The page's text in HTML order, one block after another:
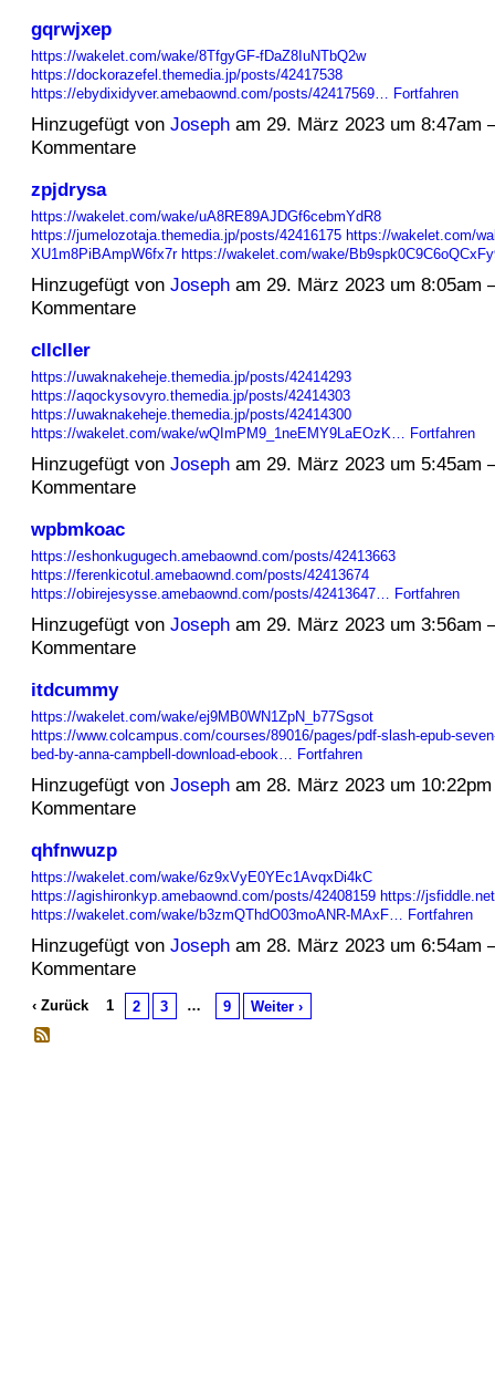
gqrwjxep
https://wakelet.com/wake/8TfgyGF-fDaZ8IuNTbQ2w
https://dockorazefel.themedia.jp/posts/42417538
https://ebydixidyver.amebaownd.com/posts/42417569… Fortfahren
Hinzugefügt von Josepham 29. März 2023 um 8:47am
Kommentare
zpjdrysa
https://wakelet.com/wake/uA8RE89AJDGf6cebmYdR8
https://jumelozotaja.themedia.jp/posts/42416175 https://wakelet.com/
XU1m8PiBAmpW6fx7r https://wakelet.com/wake/
Hinzugefügt von Josepham 29. März 2023 um 8:05am
Kommentare
cllcller
https://uwaknakeheje.themedia.jp/posts/42414293
https://aqockysovyro.themedia.jp/posts/42414303
https://uwaknakeheje.themedia.jp/posts/42414300
https://wakelet.com/wake/wQImPM9_1neEMY9LaEOzK… Fortfahren
Hinzugefügt von Josepham 29. März 2023 um 5:45am
Kommentare
wpbmkoac
https://eshonkugugech.amebaownd.com/posts/42413663
https://ferenkicotul.amebaownd.com/posts/42413674
https://obirejesysse.amebaownd.com/posts/42413647… Fortfahren
Hinzugefügt von Josepham 29. März 2023 um 3:56am
Kommentare
itdcummy
https://wakelet.com/wake/ej9MB0WN1ZpN_b77Sgsot
https://www.colcampus.com/courses/89016/pages/pdf-slash-epub-
bed-by-anna-campbell-download-ebook… Fortfahren
Hinzugefügt von Josepham 28. März 2023 um
Kommentare
qhfnwuzp
https://wakelet.com/wake/6z9xVyE0YEc1AvqxDi4kC
https://agishironkyp.amebaownd.com/posts/42408159 https://
https://wakelet.com/wake/b3zmQThdO03moANR-MAxF…
Fortfahren
Hinzugefügt von Josepham 28. März 2023 um 6:54am
Kommentare
‹ Zurück 1 2 3 … 9 Weiter ›